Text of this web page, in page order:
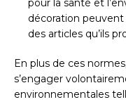
pour la santé et
décoration peuvent
des articles qu’ils
En plus de ces
s’engager
environnementales